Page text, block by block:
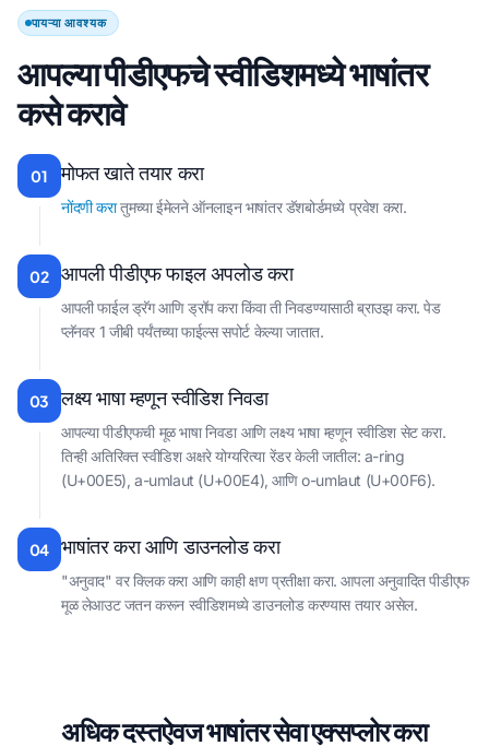
पायऱ्या आवश्यक
आपल्या पीडीएफचे स्वीडिशमध्ये भाषांतर
कसे करावे
01 मोफत खाते तयार करा
नोंदणी करातुमच्या ईमेलने ऑनलाइन भाषांतर डॅशबोर्डमध्ये प्रवेश करा.
02 आपली पीडीएफ फाइल अपलोड करा
आपली फाईल ड्रॅग आणि ड्रॉप करा किंवा ती निवडण्यासाठी ब्राउझ करा. पेड
प्लॅनवर 1 जीबी पर्यंतच्या फाईल्स सपोर्ट केल्या जातात.
03 लक्ष्य भाषा म्हणून स्वीडिश निवडा
आपल्या पीडीएफची मूळ भाषा निवडा आणि लक्ष्य भाषा म्हणून स्वीडिश सेट करा.
तिन्ही अतिरिक्त स्वीडिश अक्षरे योग्यरित्या रेंडर केली जातील: a-ring
(U+00E5), a-umlaut (U+00E4), आणि o-umlaut (U+00F6).
04 भाषांतर करा आणि डाउनलोड करा
"अनुवाद" वर क्लिक करा आणि काही क्षण प्रतीक्षा करा. आपला अनुवादित पीडीएफ
मूळ लेआउट जतन करून स्वीडिशमध्ये डाउनलोड करण्यास तयार असेल.
अधिक दस्तऐवज भाषांतर सेवा एक्सप्लोर करा